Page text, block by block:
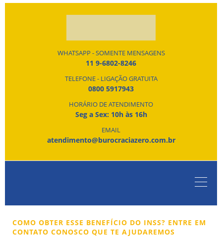
WHATSAPP - SOMENTE MENSAGENS
11 9-6802-8246
TELEFONE - LIGAÇÃO GRATUITA
0800 5917943
HORÁRIO DE ATENDIMENTO
Seg a Sex: 10h às 16h
EMAIL
atendimento@burocraciazero.com.br
COMO OBTER ESSE BENEFÍCIO DO INSS? ENTRE EM
CONTATO CONOSCO QUE TE AJUDAREMOS